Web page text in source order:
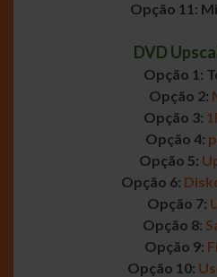
Opção 11:
DVD
Opção 1:
Opção 2:
Opção 3:
Opção 4:
Opção 5:
Opção 6:
Opção 7:
Opção 8:
Opção 9:
Opção 10: